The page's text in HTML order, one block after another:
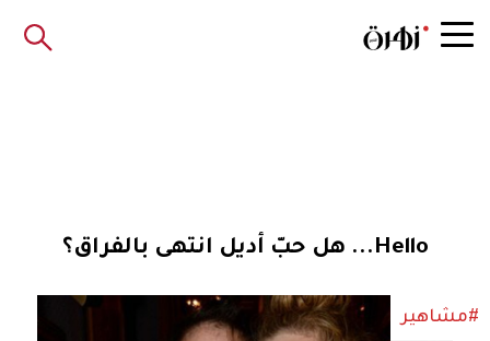
Hello... هل حبّ أديل انتهى بالفراق؟
#مشاهير